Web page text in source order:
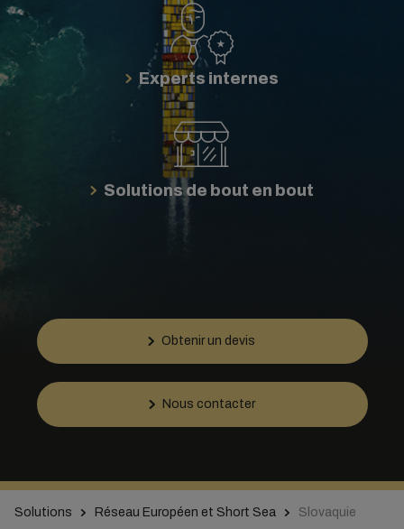
Experts internes
Solutions de bout en bout
Obtenir un devis
Nous contacter
Solutions Réseau Européen et Short Sea Slovaquie